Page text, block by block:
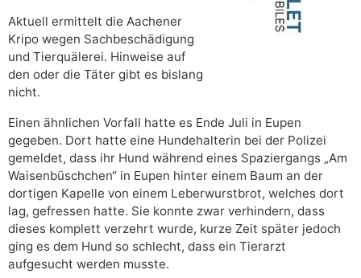
Aktuell ermittelt die Aachener
Kripo wegen Sachbeschädigung
und Tierquälerei. Hinweise auf
den oder die Täter gibt es bislang
nicht.
Einen ähnlichen Vorfall hatte es Ende Juli in Eupen
gegeben. Dort hatte eine Hundehalterin bei der Polizei
gemeldet, dass ihr Hund während eines Spaziergangs „Am
Waisenbüschchen“ in Eupen hinter einem Baum an der
dortigen Kapelle von einem Leberwurstbrot, welches dort
lag, gefressen hatte. Sie konnte zwar verhindern, dass
dieses komplett verzehrt wurde, kurze Zeit später jedoch
ging es dem Hund so schlecht, dass ein Tierarzt
aufgesucht werden musste.